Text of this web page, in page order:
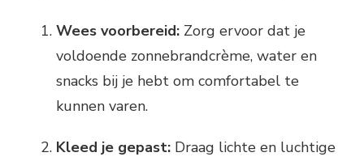
Wees voorbereid: Zorg ervoor dat je
voldoende zonnebrandcrème, water en
snacks bij je hebt om comfortabel te
kunnen varen.
Kleed je gepast: Draag lichte en luchtige